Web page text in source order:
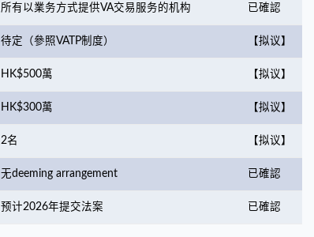
所有以業务方式提供VA交易服务的机构 已確認
待定（參照VATP制度） 【拟议】
HK$500萬 【拟议】
HK$300萬 【拟议】
2名 【拟议】
无deeming arrangement 已確認
预计2026年提交法案 已確認